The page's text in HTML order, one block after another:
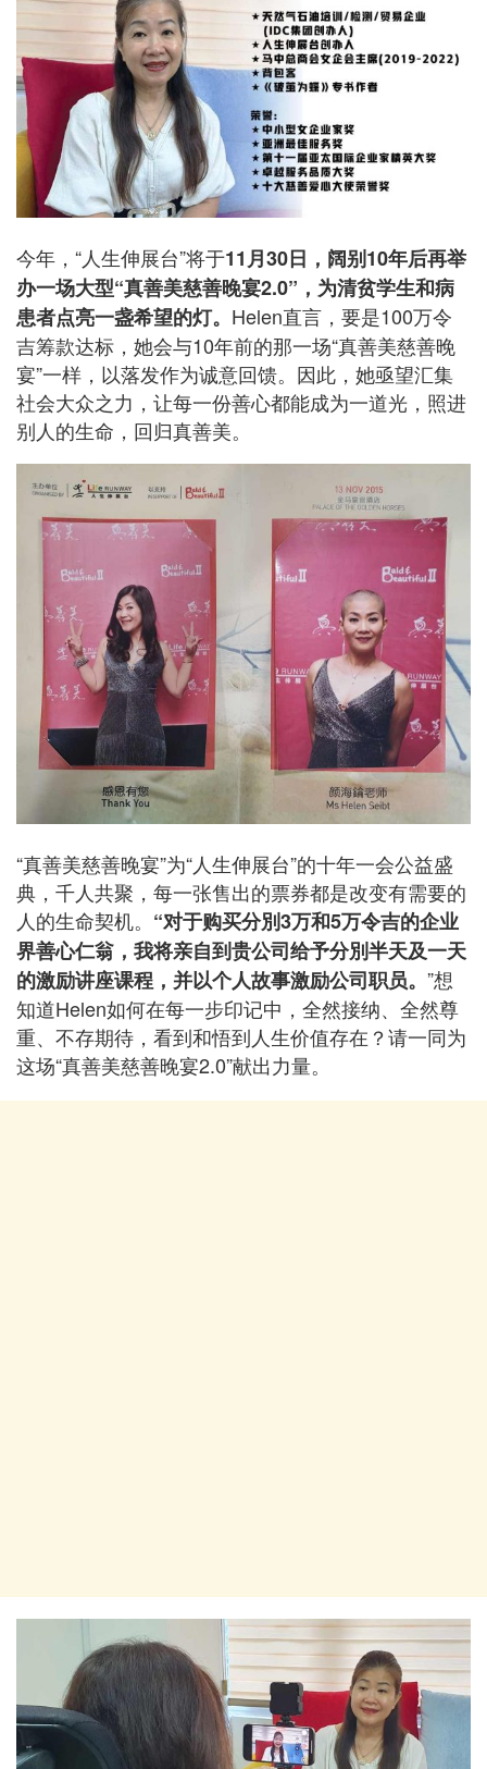
今年，“人生伸展台”将于11月30日，阔别10年后再举
办一场大型“真善美慈善晚宴2.0”，为清贫学生和病
患者点亮一盏希望的灯。 Helen直言，要是100万令
吉筹款达标，她会与10年前的那一场“真善美慈善晚
宴”一样，以落发作为诚意回馈。因此，她亟望汇集
社会大众之力，让每一份善心都能成为一道光，照进
别人的生命，回归真善美。
“真善美慈善晚宴”为“人生伸展台”的十年一会公益盛
典，千人共聚，每一张售出的票券都是改变有需要的
人的生命契机。 “对于购买分別3万和5万令吉的企业
界善心仁翁，我将亲自到贵公司给予分別半天及一天
的激励讲座课程，并以个人故事激励公司职员。 ”想
知道Helen如何在每一步印记中，全然接纳、全然尊
重、不存期待，看到和悟到人生价值存在？请一同为
这场“真善美慈善晚宴2.0”献出力量。